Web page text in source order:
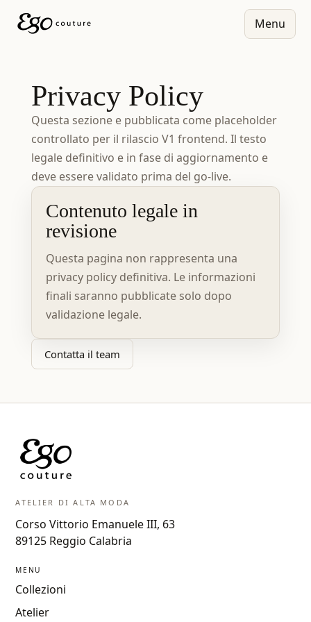
Menu
Privacy Policy
Questa sezione e pubblicata come placeholder
controllato per il rilascio V1 frontend. Il testo
legale definitivo e in fase di aggiornamento e
deve essere validato prima del go-live.
Contenuto legale in
revisione
Questa pagina non rappresenta una
privacy policy definitiva. Le informazioni
finali saranno pubblicate solo dopo
validazione legale.
Contatta il team
ATELIER DI ALTA MODA
Corso Vittorio Emanuele III, 63
89125 Reggio Calabria
MENU
Collezioni
Atelier